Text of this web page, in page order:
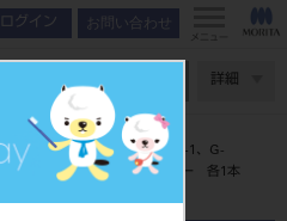
ログイン お問い合わせ
メニュー
詳細
アソートキット（G-ENDO-1、G-
ENDO-5、G-ENDO-レスキュー 各1本